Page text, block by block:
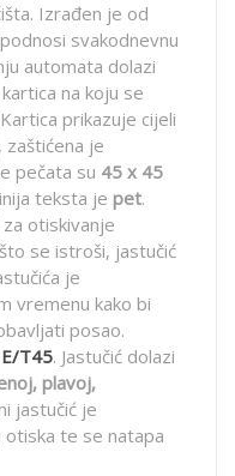
Izrađen je od
svakodnevnu
automata dolazi
na koju se
prikazuje cijeli
zaštićena je
pečata su 45 x 45
teksta je pet.
otiskivanje
se istroši, jastučić
je
vremenu kako bi
posao.
E/T45. Jastučić dolazi
plavoj,
jastučić je
otiska te se natapa